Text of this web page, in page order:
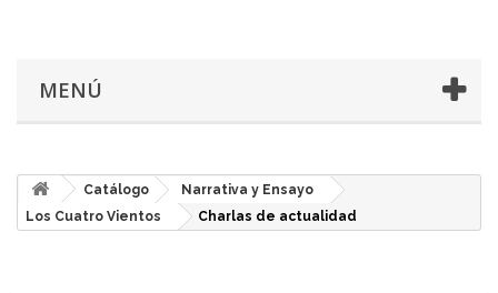
MENÚ
Catálogo
Narrativa y Ensayo
Los Cuatro Vientos
Charlas de actualidad